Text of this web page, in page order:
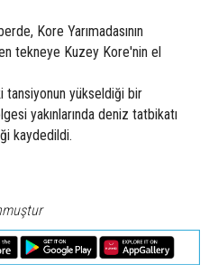
Kore Yarımadasının
tekneye Kuzey Kore'nin el
tansiyonun yükseldiği bir
yakınlarında deniz tatbikatı
kaydedildi.